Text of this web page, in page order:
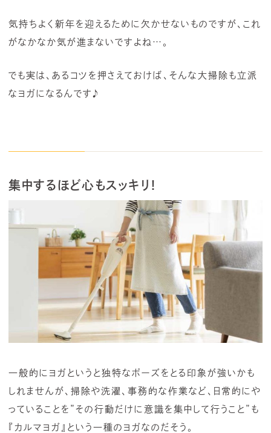
気持ちよく新年を迎えるために欠かせないものですが、これ
がなかなか気が進まないですよね…。
でも実は、あるコツを押さえておけば、そんな大掃除も立派
なヨガになるんです♪
集中するほど心もスッキリ！
一般的にヨガというと独特なポーズをとる印象が強いかも
しれませんが、掃除や洗濯、事務的な作業など、日常的にや
っていることを”その行動だけに意識を集中して行うこと”も
『カルマヨガ』という一種のヨガなのだそう。